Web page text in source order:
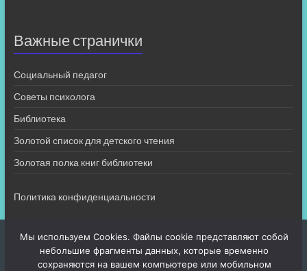
Важные странички
Социальный педагог
Советы психолога
Библиотека
Золотой список для детского чтения
Золотая полка книг библиотеки
Политика конфиденциальности
Мы используем Cookies. Файлы cookie представляют собой
небольшие фрагменты данных, которые временно
сохраняются на вашем компьютере или мобильном